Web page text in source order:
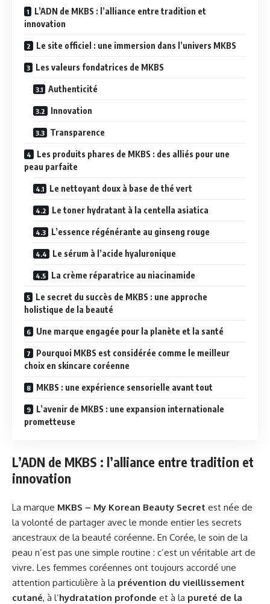
L’ADN de MKBS : l’alliance entre tradition et
innovation
Le site officiel : une immersion dans l’univers MKBS
Les valeurs fondatrices de MKBS
Authenticité
Innovation
Transparence
Les produits phares de MKBS : des alliés pour une
peau parfaite
Le nettoyant doux à base de thé vert
Le toner hydratant à la centella asiatica
L’essence régénérante au ginseng rouge
Le sérum à l’acide hyaluronique
La crème réparatrice au niacinamide
Le secret du succès de MKBS : une approche
holistique de la beauté
Une marque engagée pour la planète et la santé
Pourquoi MKBS est considérée comme le meilleur
choix en skincare coréenne
MKBS : une expérience sensorielle avant tout
L’avenir de MKBS : une expansion internationale
prometteuse
L’ADN de MKBS : l’alliance entre tradition et
innovation
La marque MKBS – My Korean Beauty Secret est née de
la volonté de partager avec le monde entier les secrets
ancestraux de la beauté coréenne. En Corée, le soin de la
peau n’est pas une simple routine : c’est un véritable art de
vivre. Les femmes coréennes ont toujours accordé une
attention particulière à la prévention du vieillissement
cutané, à l’hydratation profonde et à la pureté de la